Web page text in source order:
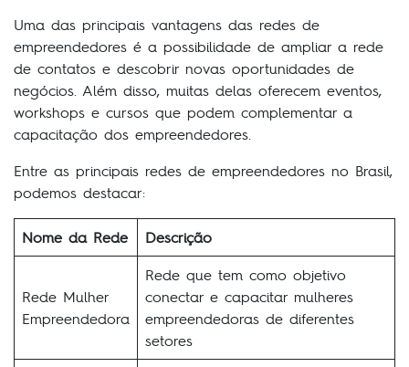
Uma das principais vantagens das redes de
empreendedores é a possibilidade de ampliar a rede
de contatos e descobrir novas oportunidades de
negócios. Além disso, muitas delas oferecem eventos,
workshops e cursos que podem complementar a
capacitação dos empreendedores.
Entre as principais redes de empreendedores no Brasil,
podemos destacar:
Nome da Rede Descrição
Rede Mulher
Empreendedora
Rede que tem como objetivo
conectar e capacitar mulheres
empreendedoras de diferentes
setores